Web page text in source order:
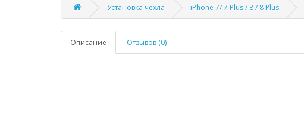
Установка чехла iPhone 7/ 7 Plus / 8 / 8 Plus
Описание Отзывов (0)